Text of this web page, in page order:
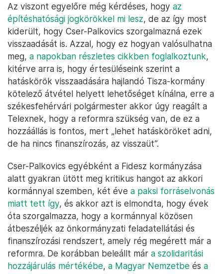
Az viszont egyelőre még kérdéses, hogy az
építéshatósági jogkörökkel mi lesz, de az így most
kiderült, hogy Cser-Palkovics szorgalmazná ezek
visszaadását is. Azzal, hogy ez hogyan valósulhatna
meg, a napokban részletes cikkben foglalkoztunk,
kitérve arra is, hogy értesüléseink szerint a
hatáskörök visszaadására hajlandó Tisza-kormány
kötelező átvétel helyett lehetőséget kínálna, erre a
székesfehérvári polgármester akkor úgy reagált a
Telexnek, hogy a reformra szükség van, de ez a
hozzáállás is fontos, mert „lehet hatásköröket adni,
de ha nincs finanszírozás, az visszaüt”.
Cser-Palkovics egyébként a Fidesz kormányzása
alatt gyakran ütött meg kritikus hangot az akkori
kormánnyal szemben, két éve a paksi forráselvonás
miatt tett így, és akkor azt is elmondta, hogy évek
óta szorgalmazza, hogy a kormánnyal közösen
átbeszéljék az önkormányzati feladatellátási és
finanszírozási rendszert, amely rég megérett már a
reformra. De korábban beleállt már a szolidaritási
hozzájárulás mértékébe, a Magyar Nemzetbe és a